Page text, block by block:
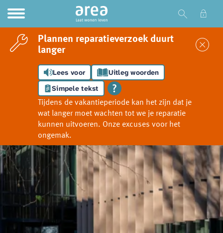
Naar hoofdinhoud
Naar hoofdnavigatiemenu
Naar de homepage
Ga naar Hoofd
Plannen reparatieverzoek duurt
langer
Lees voor
Uitleg woorden
Simpele tekst
Tijdens de vakantieperiode kan het zijn dat je
wat langer moet wachten tot we je reparatie
kunnen uitvoeren. Onze excuses voor het
ongemak.